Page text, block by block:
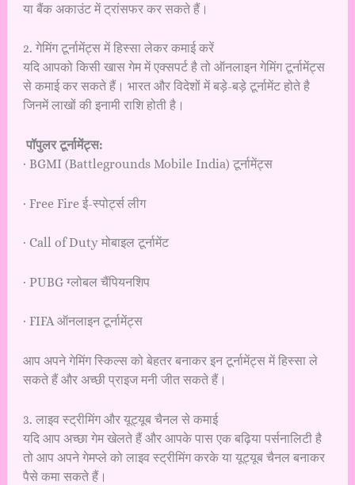
या बैंक अकाउंट में ट्रांसफर कर सकते हैं।
2. गेमिंग टूर्नामेंट्स में हिस्सा लेकर कमाई करें
यदि आपको किसी खास गेम में एक्सपर्ट है तो ऑनलाइन गेमिंग टूर्नामेंट्स
से कमाई कर सकते हैं। भारत और विदेशों में बड़े-बड़े टूर्नामेंट होते है
जिनमें लाखों की इनामी राशि होती है।
पॉपुलर टूर्नामेंट्स:
· BGMI (Battlegrounds Mobile India) टूर्नामेंट्स
· Free Fire ई-स्पोर्ट्स लीग
· Call of Duty मोबाइल टूर्नामेंट
· PUBG ग्लोबल चैंपियनशिप
· FIFA ऑनलाइन टूर्नामेंट्स
आप अपने गेमिंग स्किल्स को बेहतर बनाकर इन टूर्नामेंट्स में हिस्सा ले
सकते हैं और अच्छी प्राइज मनी जीत सकते हैं।
3. लाइव स्ट्रीमिंग और यूट्यूब चैनल से कमाई
यदि आप अच्छा गेम खेलते हैं और आपके पास एक बढ़िया पर्सनालिटी है
तो आप अपने गेमप्ले को लाइव स्ट्रीमिंग करके या यूट्यूब चैनल बनाकर
पैसे कमा सकते हैं।